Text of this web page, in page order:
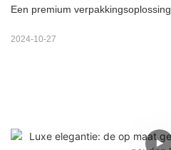
Een premium
2024-10-27